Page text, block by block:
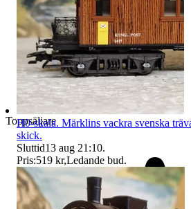
Toppsäljare
H0-skala. Märklins vackra svenska
skick.
Sluttid13 aug 21:10.
Pris:519 kr,Ledande bud.